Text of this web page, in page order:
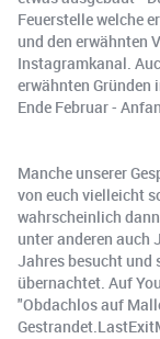
Feuerstelle welche
und den erwähnten
Instagramkanal.
erwähnten Gründen
Ende Februar -
Manche unserer
von euch vielleicht
wahrscheinlich
unter anderen auch
Jahres besucht und
übernachtet. Auf
"Obdachlos auf